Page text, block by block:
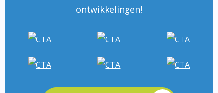
ontwikkelingen!